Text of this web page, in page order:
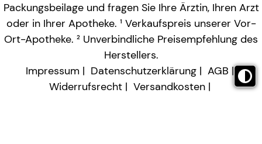
Packungsbeilage und fragen Sie Ihre Ärztin, Ihren Arzt
oder in Ihrer Apotheke. ¹ Verkaufspreis unserer Vor-
Ort-Apotheke. ² Unverbindliche Preisempfehlung des
Herstellers.
Impressum
Datenschutzerklärung
AGB
Widerrufsrecht
Versandkosten